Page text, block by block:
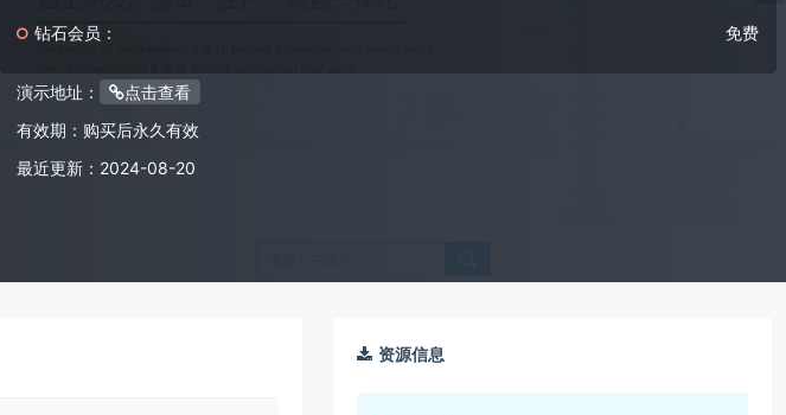
钻石会员： 免费
演示地址：
点击查看
有效期： 购买后永久有效
最近更新： 2024-08-20
资源信息